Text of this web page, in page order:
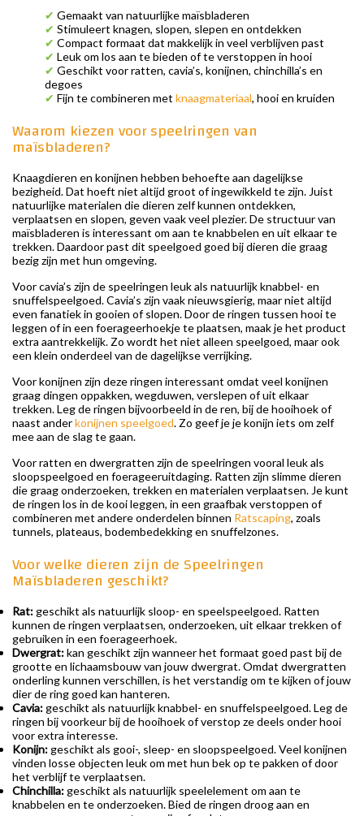
✔ Gemaakt van natuurlijke maïsbladeren
✔ Stimuleert knagen, slopen, slepen en ontdekken
✔ Compact formaat dat makkelijk in veel verblijven past
✔ Leuk om los aan te bieden of te verstoppen in hooi
✔ Geschikt voor ratten, cavia’s, konijnen, chinchilla’s en
degoes
✔ Fijn te combineren met knaagmateriaal, hooi en kruiden
Waarom kiezen voor speelringen van
maïsbladeren?
Knaagdieren en konijnen hebben behoefte aan dagelijkse
bezigheid. Dat hoeft niet altijd groot of ingewikkeld te zijn. Juist
natuurlijke materialen die dieren zelf kunnen ontdekken,
verplaatsen en slopen, geven vaak veel plezier. De structuur van
maïsbladeren is interessant om aan te knabbelen en uit elkaar te
trekken. Daardoor past dit speelgoed goed bij dieren die graag
bezig zijn met hun omgeving.
Voor cavia’s zijn de speelringen leuk als natuurlijk knabbel- en
snuffelspeelgoed. Cavia’s zijn vaak nieuwsgierig, maar niet altijd
even fanatiek in gooien of slopen. Door de ringen tussen hooi te
leggen of in een foerageerhoekje te plaatsen, maak je het product
extra aantrekkelijk. Zo wordt het niet alleen speelgoed, maar ook
een klein onderdeel van de dagelijkse verrijking.
Voor konijnen zijn deze ringen interessant omdat veel konijnen
graag dingen oppakken, wegduwen, verslepen of uit elkaar
trekken. Leg de ringen bijvoorbeeld in de ren, bij de hooihoek of
naast anderkonijnen speelgoed. Zo geef je je konijn iets om zelf
mee aan de slag te gaan.
Voor ratten en dwergratten zijn de speelringen vooral leuk als
sloopspeelgoed en foerageeruitdaging. Ratten zijn slimme dieren
die graag onderzoeken, trekken en materialen verplaatsen. Je kunt
de ringen los in de kooi leggen, in een graafbak verstoppen of
combineren met andere onderdelen binnen Ratscaping, zoals
tunnels, plateaus, bodembedekking en snuffelzones.
Voor welke dieren zijn de Speelringen
Maïsbladeren geschikt?
Rat:geschikt als natuurlijk sloop- en speelspeelgoed. Ratten
kunnen de ringen verplaatsen, onderzoeken, uit elkaar trekken of
gebruiken in een foerageerhoek.
Dwergrat:kan geschikt zijn wanneer het formaat goed past bij de
grootte en lichaamsbouw van jouw dwergrat. Omdat dwergratten
onderling kunnen verschillen, is het verstandig om te kijken of jouw
dier de ring goed kan hanteren.
Cavia:geschikt als natuurlijk knabbel- en snuffelspeelgoed. Leg de
ringen bij voorkeur bij de hooihoek of verstop ze deels onder hooi
voor extra interesse.
Konijn:geschikt als gooi-, sleep- en sloopspeelgoed. Veel konijnen
vinden losse objecten leuk om met hun bek op te pakken of door
het verblijf te verplaatsen.
Chinchilla:geschikt als natuurlijk speelelement om aan te
knabbelen en te onderzoeken. Bied de ringen droog aan en